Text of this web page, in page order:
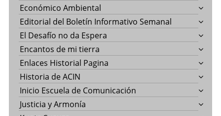
Económico Ambiental
Editorial del Boletín Informativo Semanal
El Desafío no da Espera
Encantos de mi tierra
Enlaces Historial Pagina
Historia de ACIN
Inicio Escuela de Comunicación
Justicia y Armonía